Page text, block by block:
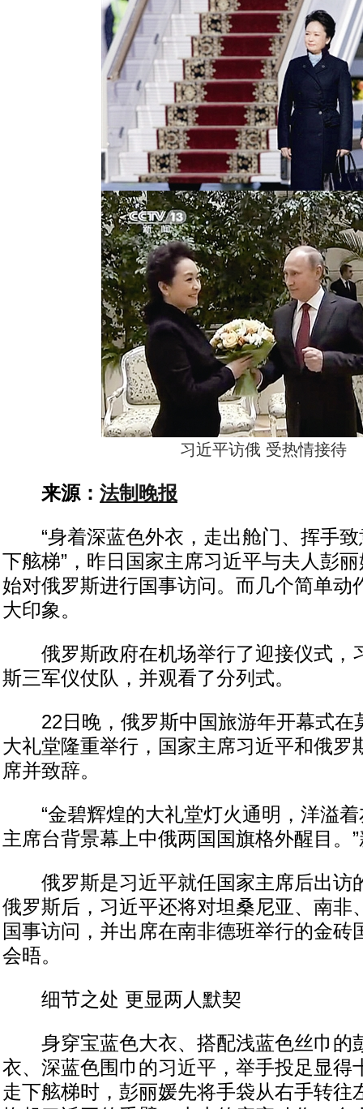
习近平访俄 受热情接待
来源： 法制晚报
“身着深蓝色外衣，走出舱门、挥手致
下舷梯”，昨日国家主席习近平与夫人彭
始对俄罗斯进行国事访问。而几个简单动
大印象。
俄罗斯政府在机场举行了迎接仪式，
斯三军仪仗队，并观看了分列式。
22日晚，俄罗斯中国旅游年开幕式在
大礼堂隆重举行，国家主席习近平和俄罗
席并致辞。
“金碧辉煌的大礼堂灯火通明，洋溢着
主席台背景幕上中俄两国国旗格外醒目。
俄罗斯是习近平就任国家主席后出访
俄罗斯后，习近平还将对坦桑尼亚、南非
国事访问，并出席在南非德班举行的金砖
会晤。
细节之处 更显两人默契
身穿宝蓝色大衣、搭配浅蓝色丝巾的
衣、深蓝色围巾的习近平，举手投足显得
走下舷梯时，彭丽媛先将手袋从右手转往